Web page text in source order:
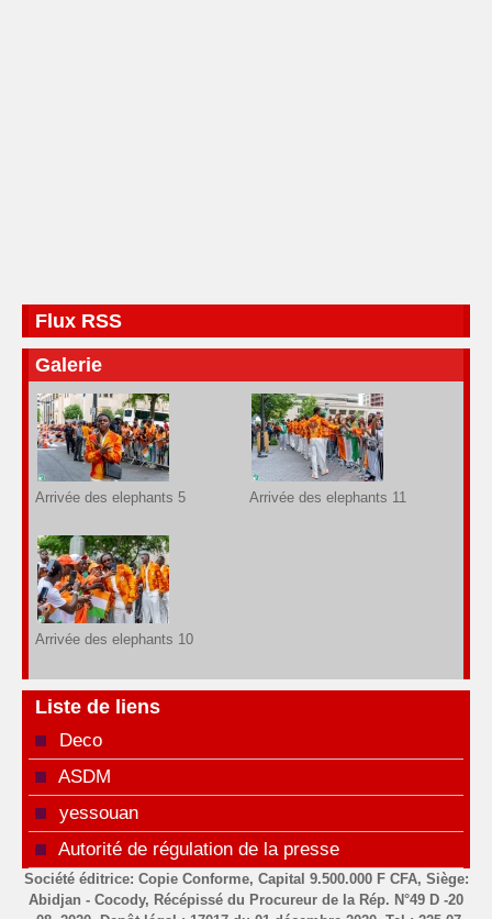
Flux RSS
Galerie
Arrivée des elephants 5 Arrivée des elephants 11
Arrivée des elephants 10
Liste de liens
Deco
ASDM
yessouan
Autorité de régulation de la presse
Société éditrice: Copie Conforme, Capital 9.500.000 F CFA, Siège:
Abidjan - Cocody, Récépissé du Procureur de la Rép. N°49 D -20